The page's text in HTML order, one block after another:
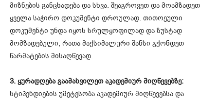
მიზნების განცხადება და სხვა. შეაგროვეთ და მოამზადეთ
ყველა საჭირო დოკუმენტი დროულად. თითოეული
დოკუმენტი უნდა იყოს სრულყოფილად და ზუსტად
მომზადებული, რათა მაქსიმალური შანსი გქონდეთ
წარმატების მისაღწევად.
3. ყურადღება გაამახვილეთ აკადემიურ მიღწევებზე:
სტიპენდიების უმეტესობა აკადემიურ მიღწევებსა და